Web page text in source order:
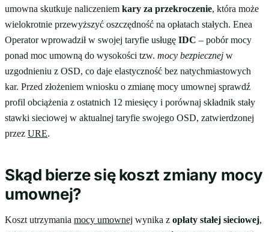
umowna skutkuje naliczeniem kary za przekroczenie, która może
wielokrotnie przewyższyć oszczędność na opłatach stałych. Enea
Operator wprowadził w swojej taryfie usługę IDC – pobór mocy
ponad moc umowną do wysokości tzw. mocy bezpiecznej w
uzgodnieniu z OSD, co daje elastyczność bez natychmiastowych
kar. Przed złożeniem wniosku o zmianę mocy umownej sprawdź
profil obciążenia z ostatnich 12 miesięcy i porównaj składnik stały
stawki sieciowej w aktualnej taryfie swojego OSD, zatwierdzonej
przez URE.
Skąd bierze się koszt zmiany mocy
umownej?
Koszt utrzymania mocy umownej wynika z opłaty stałej sieciowej,